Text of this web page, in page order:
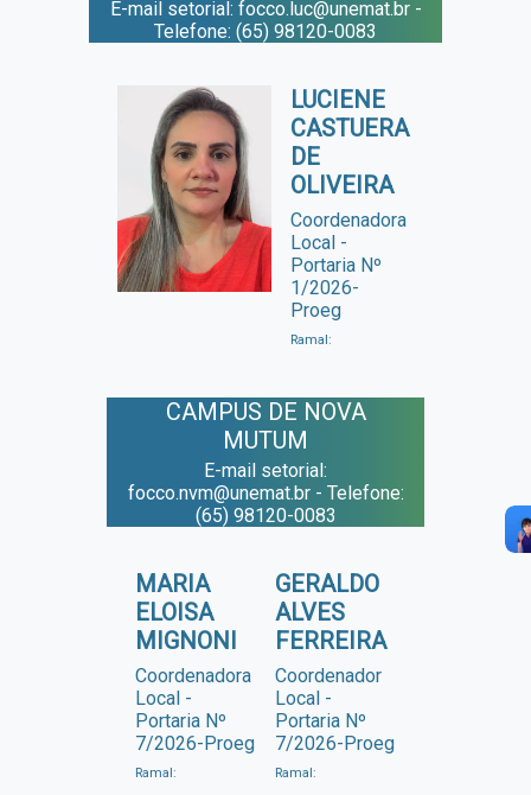
E-mail setorial: focco.luc@unemat.br -
Telefone: (65) 98120-0083
LUCIENE
CASTUERA
DE
OLIVEIRA
Coordenadora
Local -
Portaria Nº
1/2026-
Proeg
Ramal:
CAMPUS DE NOVA
MUTUM
E-mail setorial:
focco.nvm@unemat.br - Telefone:
(65) 98120-0083
MARIA
ELOISA
MIGNONI
Coordenadora
Local -
Portaria Nº
7/2026-Proeg
Ramal:
GERALDO
ALVES
FERREIRA
Coordenador
Local -
Portaria Nº
7/2026-Proeg
Ramal: